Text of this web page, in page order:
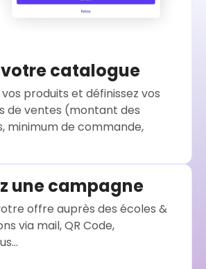
votre catalogue
produits et définissez vos
de ventes (montant des
minimum de commande,
une campagne
offre auprès des écoles &
via mail, QR Code,